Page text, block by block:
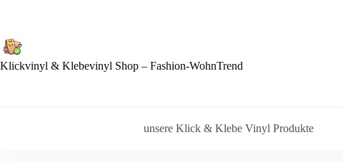
Klickvinyl & Klebevinyl Shop – Fashion-WohnTrend
unsere Klick & Klebe Vinyl Produkte